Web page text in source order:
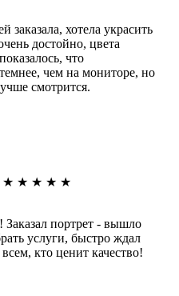
заказала, хотела украсить
достойно, цвета
что
чем на мониторе, но
смотрится.
★ ★ ★ ★ ★
Заказал портрет - вышло
услуги, быстро ждал
кто ценит качество!